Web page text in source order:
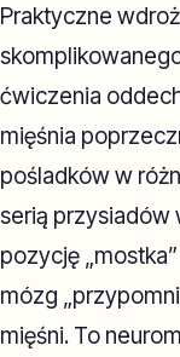
Praktyczne
ćwiczenia
mięśnia
pośladków w
serią przysiadów
pozycję
mózg
mięśni. To